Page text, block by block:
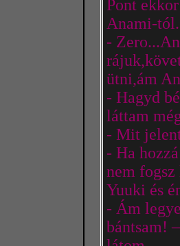
Pont
Anami-
-
ütni,ám
- Hagyd
láttam
- Mit
- Ha
nem
Yuuki és
- Ám
bántsam!